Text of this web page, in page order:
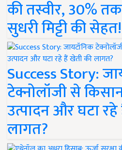
की तस्वीर, 30%
सुधरी मिट्टी की सेहत!
Success Story:
टेक्नोलॉजी से
उत्पादन और घटा
लागत?